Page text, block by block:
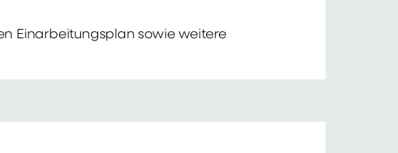
Einarbeitungsplan sowie weitere